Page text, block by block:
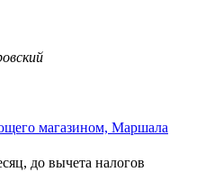
магазином, Маршала
до вычета налогов